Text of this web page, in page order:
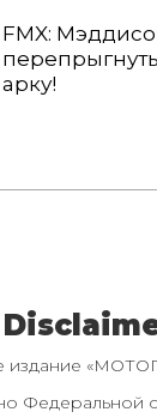
FMX:
арку!
издание
Федеральной